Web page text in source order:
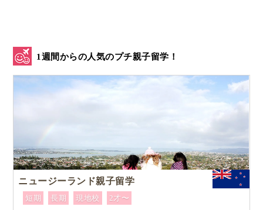
1週間からの人気のプチ親子留学！
ニュージーランド親子留学
短期 長期 現地校
2才〜